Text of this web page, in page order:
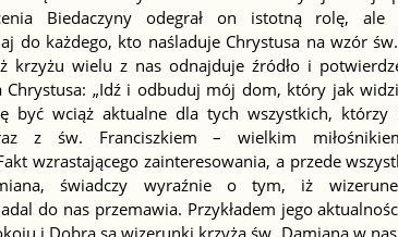
Biedaczyny odegrał on istotną rolę, ale
do każdego, kto naśladuje Chrystusa na wzór
krzyżu wielu z nas odnajduje źródło i
Chrystusa: „Idź i odbuduj mój dom, który jak
być wciąż aktualne dla tych wszystkich, którzy
z św. Franciszkiem – wielkim
wzrastającego zainteresowania, a przede
świadczy wyraźnie o tym, iż
do nas przemawia. Przykładem jego
i Dobra są wizerunki krzyża św. Damiana w